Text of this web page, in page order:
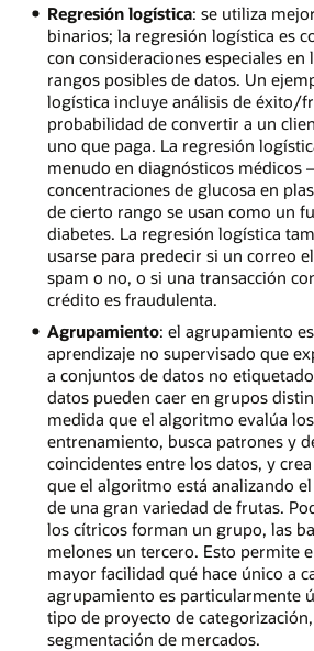
Regresión logística: se utiliza
binarios; la regresión logística es
con consideraciones especiales
rangos posibles de datos. Un
logística incluye análisis de éxito/
probabilidad de convertir a un
uno que paga. La regresión
menudo en diagnósticos médicos
concentraciones de glucosa en
de cierto rango se usan como un
diabetes. La regresión logística
usarse para predecir si un correo
spam o no, o si una transacción
crédito es fraudulenta.
Agrupamiento: el agrupamiento
aprendizaje no supervisado que
a conjuntos de datos no
datos pueden caer en grupos
medida que el algoritmo evalúa
entrenamiento, busca patrones y
coincidentes entre los datos, y
que el algoritmo está analizando
de una gran variedad de frutas.
los cítricos forman un grupo, las
melones un tercero. Esto permite
mayor facilidad qué hace único a
agrupamiento es particularmente
tipo de proyecto de
segmentación de mercados.